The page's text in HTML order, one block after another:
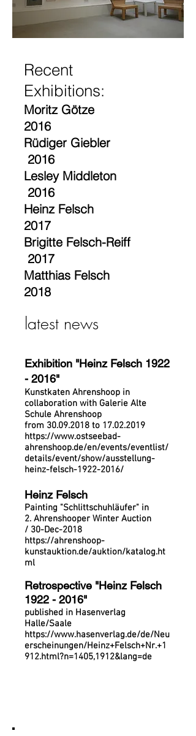
Recent
Exhibitions:
Moritz Götze
2016
Rüdiger Giebler
2016
Lesley Middleton
2016
Heinz Felsch
2017
Brigitte Felsch-Reiff
2017
Matthias Felsch
2018
latest news
Exhibition "Heinz Felsch 1922
- 2016"
Kunstkaten Ahrenshoop in
collaboration with Galerie Alte
Schule Ahrenshoop
from 30.09.2018 to 17.02.2019
https://www.ostseebad-
ahrenshoop.de/en/events/eventlist/
details/event/show/ausstellung-
heinz-felsch-1922-2016/
Heinz Felsch
Painting "Schlittschuhläufer" in
2. Ahrenshooper Winter Auction
/ 30-Dec-2018
https://ahrenshoop-
kunstauktion.de/auktion/katalog.ht
ml
Retrospective "Heinz Felsch
1922 - 2016"
published in Hasenverlag
Halle/Saale
https://www.hasenverlag.de/de/Neu
erscheinungen/Heinz+Felsch+Nr.+1
912.html?n=1405,1912&lang=de